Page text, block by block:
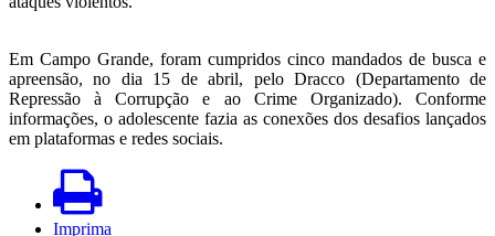
Em Campo Grande, foram cumpridos cinco mandados de busca e
apreensão, no dia 15 de abril, pelo Dracco (Departamento de
Repressão à Corrupção e ao Crime Organizado). Conforme
informações, o adolescente fazia as conexões dos desafios lançados
em plataformas e redes sociais.
Imprima